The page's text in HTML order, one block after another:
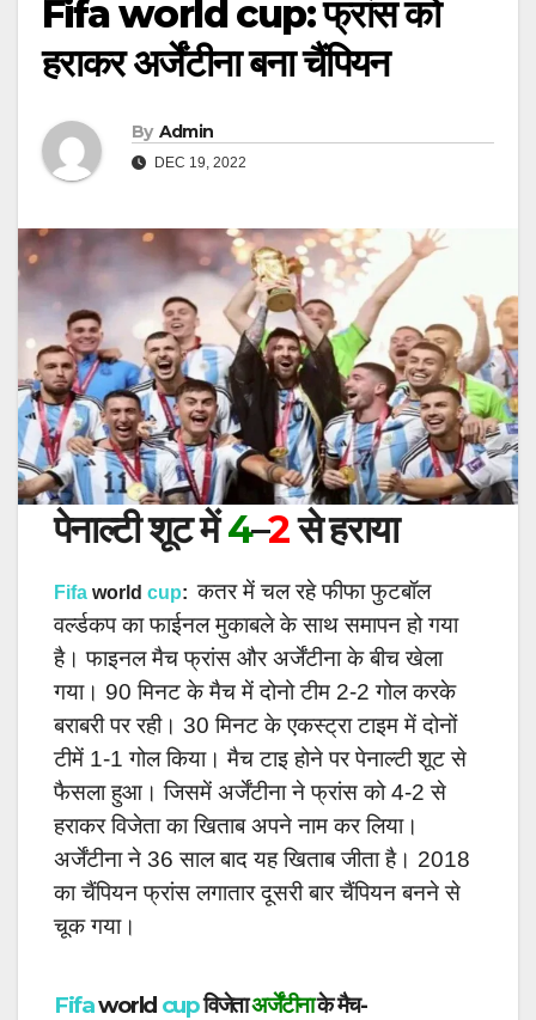
Fifa world cup: फ्रांस को
हराकर अर्जेंटीना बना चैंपियन
By Admin
DEC 19, 2022
पेनाल्टी शूट में4–2से हराया
Fifa world cup: कतर में चल रहे फीफा फुटबॉल
वर्ल्डकप का फाईनल मुकाबले के साथ समापन हो गया
है। फाइनल मैच फ्रांस और अर्जेंटीना के बीच खेला
गया। 90 मिनट के मैच में दोनो टीम 2-2 गोल करके
बराबरी पर रही। 30 मिनट के एकस्ट्रा टाइम में दोनों
टीमें 1-1 गोल किया। मैच टाइ होने पर पेनाल्टी शूट से
फैसला हुआ। जिसमें अर्जेंटीना ने फ्रांस को 4-2 से
हराकर विजेता का खिताब अपने नाम कर लिया।
अर्जेंटीना ने 36 साल बाद यह खिताब जीता है। 2018
का चैंपियन फ्रांस लगातार दूसरी बार चैंपियन बनने से
चूक गया।
Fifaworld cupविजेताअर्जेंटीनाके मैच-